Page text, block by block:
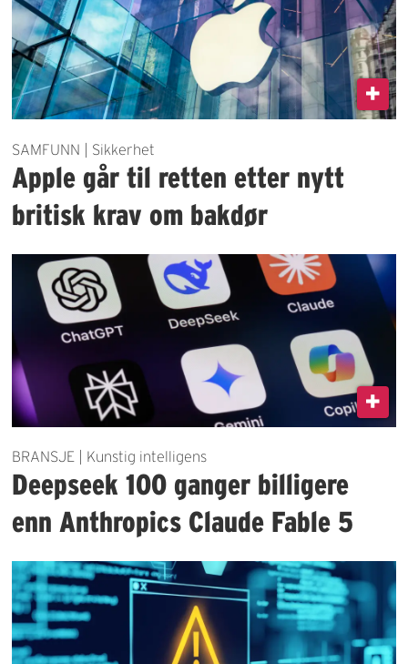
SAMFUNN | Sikkerhet
Apple går til retten etter nytt
britisk krav om bakdør
BRANSJE | Kunstig intelligens
Deepseek 100 ganger billigere
enn Anthropics Claude Fable 5